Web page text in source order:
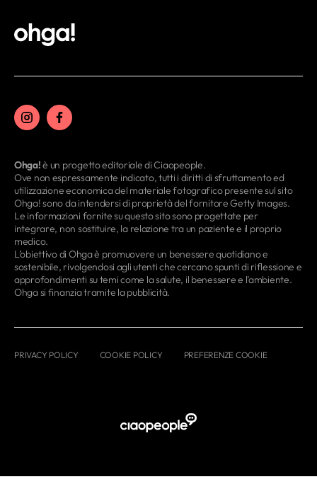
Ohga!è un progetto editoriale di Ciaopeople.
Ove non espressamente indicato, tutti i diritti di sfruttamento ed
utilizzazione economica del materiale fotografico presente sul sito
Ohga! sono da intendersi di proprietà del fornitore Getty Images.
Le informazioni fornite su questo sito sono progettate per
integrare, non sostituire, la relazione tra un paziente e il proprio
medico.
L’obiettivo di Ohga è promuovere un benessere quotidiano e
sostenibile, rivolgendosi agli utenti che cercano spunti di riflessione e
approfondimenti su temi come la salute, il benessere e l’ambiente.
Ohga si finanzia tramite la pubblicità.
PRIVACY POLICY COOKIE POLICY PREFERENZE COOKIE